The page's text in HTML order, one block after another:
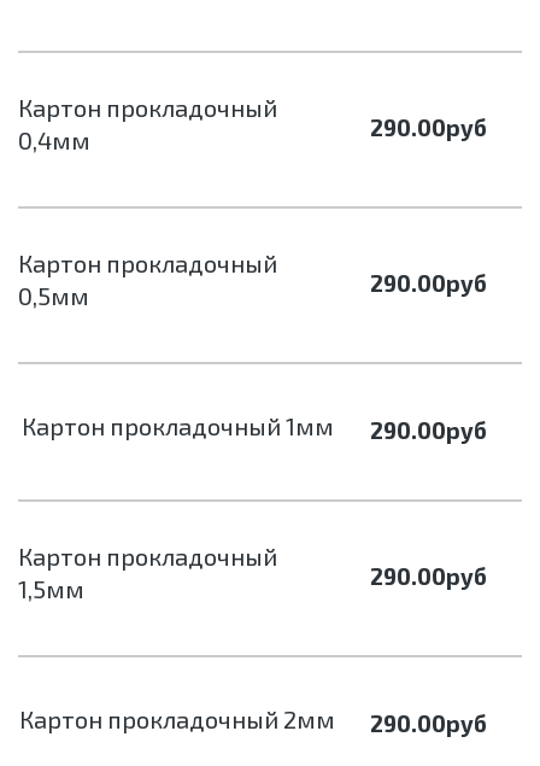
Картон прокладочный
0,4мм
290.00руб
Картон прокладочный
0,5мм
290.00руб
Картон прокладочный 1мм 290.00руб
Картон прокладочный
1,5мм
290.00руб
Картон прокладочный 2мм 290.00руб